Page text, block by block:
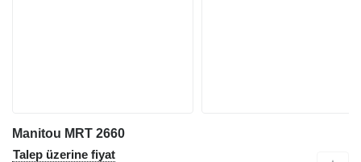
Manitou MRT 2660
Talep üzerine fiyat